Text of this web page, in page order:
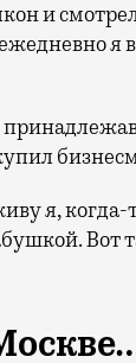
и
я
я,
Вот